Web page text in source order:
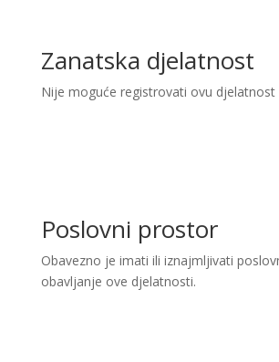
Zanatska djelatnost
Nije moguće registrovati ovu djelatnost
Poslovni prostor
Obavezno je imati ili iznajmljivati
obavljanje ove djelatnosti.